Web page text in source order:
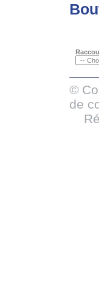
©
de